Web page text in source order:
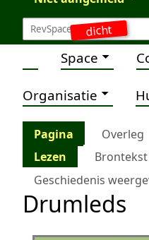
dicht
Space
Organisatie
Pagina Overleg
Lezen
Geschiedenis
Drumleds